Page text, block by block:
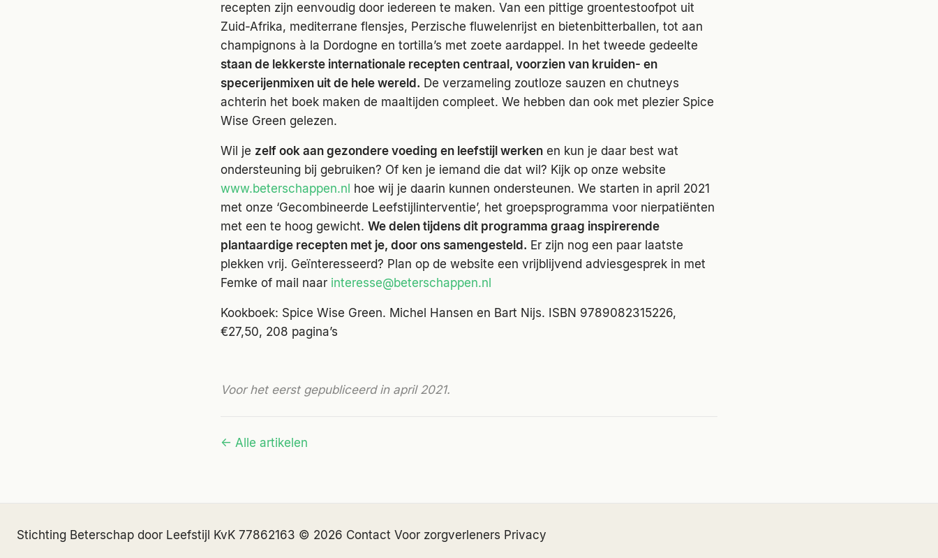
recepten zijn eenvoudig door iedereen te maken. Van een pittige groentestoofpot uit
Zuid-Afrika, mediterrane flensjes, Perzische fluwelenrijst en bietenbitterballen, tot aan
champignons à la Dordogne en tortilla’s met zoete aardappel. In het tweede gedeelte
staan de lekkerste internationale recepten centraal, voorzien van kruiden- en
specerijenmixen uit de hele wereld. De verzameling zoutloze sauzen en chutneys
achterin het boek maken de maaltijden compleet. We hebben dan ook met plezier Spice
Wise Green gelezen.
Wil je zelf ook aan gezondere voeding en leefstijl werken en kun je daar best wat
ondersteuning bij gebruiken? Of ken je iemand die dat wil? Kijk op onze website
www.beterschappen.nl hoe wij je daarin kunnen ondersteunen. We starten in april 2021
met onze ‘Gecombineerde Leefstijlinterventie’, het groepsprogramma voor nierpatiënten
met een te hoog gewicht. We delen tijdens dit programma graag inspirerende
plantaardige recepten met je, door ons samengesteld. Er zijn nog een paar laatste
plekken vrij. Geïnteresseerd? Plan op de website een vrijblijvend adviesgesprek in met
Femke of mail naar interesse@beterschappen.nl
Kookboek: Spice Wise Green. Michel Hansen en Bart Nijs. ISBN 9789082315226,
€27,50, 208 pagina’s
Voor het eerst gepubliceerd in april 2021.
← Alle artikelen
Stichting Beterschap door Leefstijl KvK 77862163 © 2026 Contact Voor zorgverleners Privacy